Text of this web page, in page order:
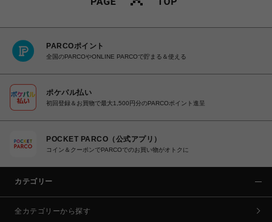
PARCOポイント
全国のPARCOやONLINE PARCOで貯まる＆使える
ポケパル払い
初回登録＆お買物で最大1,500円分のPARCOポイント進呈
POCKET PARCO（公式アプリ）
コイン＆クーポンでPARCOでのお買い物がオトクに
カテゴリー
全カテゴリーから探す